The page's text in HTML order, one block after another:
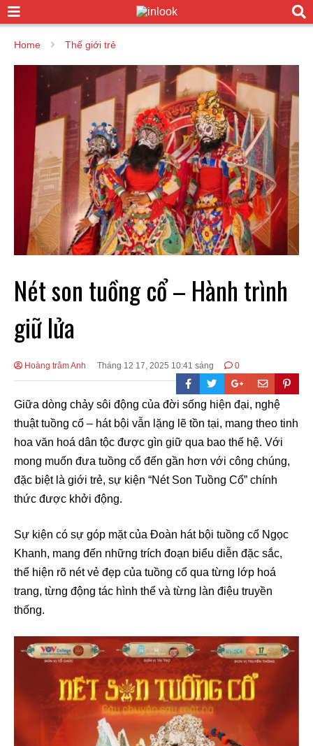
Home Thế giới trẻ
Nét son tuồng cổ – Hành trình
giữ lửa
Hoàng trâm Anh Tháng 12 17, 2025 10:41 sáng 0
Giữa dòng chảy sôi động của đời sống hiện đại, nghệ
thuật tuồng cổ – hát bội vẫn lặng lẽ tồn tại, mang theo tinh
hoa văn hoá dân tộc được gìn giữ qua bao thế hệ. Với
mong muốn đưa tuồng cổ đến gần hơn với công chúng,
đặc biệt là giới trẻ, sự kiện “Nét Son Tuồng Cổ” chính
thức được khởi động.
Sự kiện có sự góp mặt của Đoàn hát bội tuồng cổ Ngọc
Khanh, mang đến những trích đoạn biểu diễn đặc sắc,
thể hiện rõ nét vẻ đẹp của tuồng cổ qua từng lớp hoá
trang, từng động tác hình thể và từng làn điệu truyền
thống.